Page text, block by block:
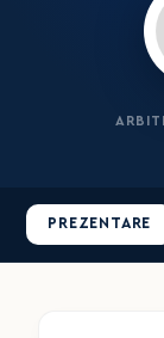
PREZENTARE